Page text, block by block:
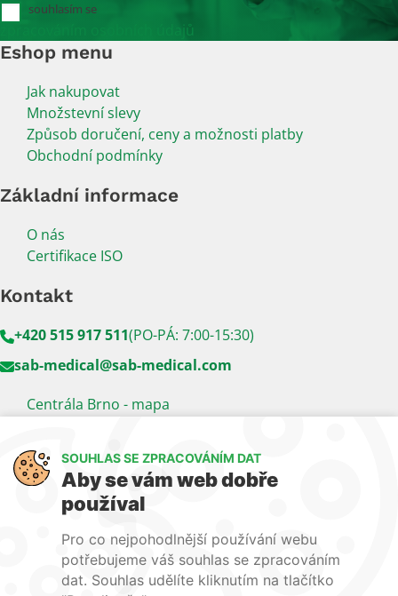
souhlasím se
zpracováním osobních údajů
Eshop menu
Jak nakupovat
Množstevní slevy
Způsob doručení, ceny a možnosti platby
Obchodní podmínky
Základní informace
O nás
Certifikace ISO
Kontakt
+420 515 917 511(PO-PÁ: 7:00-15:30)
sab-medical@sab-medical.com
Centrála Brno - mapa
Sledujte nás
LinkedIn Facebook
Naše další weby:
SOUHLAS SE ZPRACOVÁNÍM DAT
Aby se vám web dobře
používal
Pro co nejpohodlnější používání webu
potřebujeme váš souhlas se zpracováním
dat. Souhlas udělíte kliknutím na tlačítko